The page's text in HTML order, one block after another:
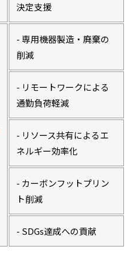
決定支援
- 専用機器製造・廃棄の
削減
- リモートワークによる
通勤負荷軽減
- リソース共有によるエ
ネルギー効率化
- カーボンフットプリン
ト削減
- SDGs達成への貢献